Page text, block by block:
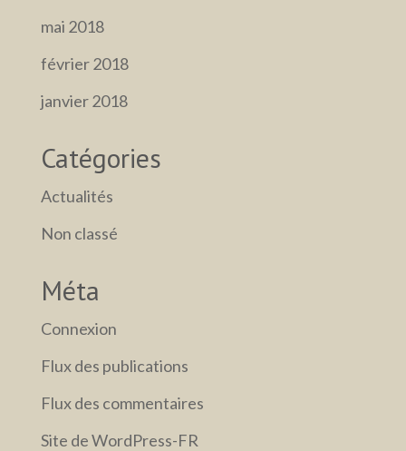
mai 2018
février 2018
janvier 2018
Catégories
Actualités
Non classé
Méta
Connexion
Flux des publications
Flux des commentaires
Site de WordPress-FR